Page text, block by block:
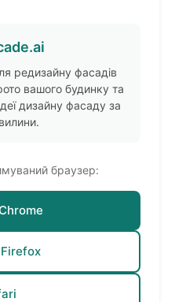
редизайну фасадів
вашого будинку та
дизайну фасаду за
браузер: